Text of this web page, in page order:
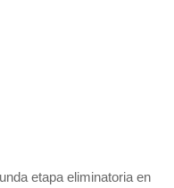
etapa eliminatoria en